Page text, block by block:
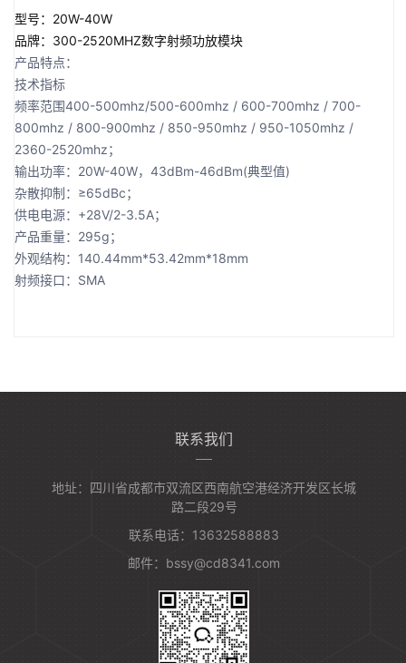
型号：20W-40W
品牌：300-2520MHZ数字射频功放模块
产品特点：
技术指标
频率范围400-500mhz/500-600mhz / 600-700mhz / 700-
800mhz / 800-900mhz / 850-950mhz / 950-1050mhz /
2360-2520mhz；
输出功率：20W-40W，43dBm-46dBm(典型值)
杂散抑制：≥65dBc；
供电电源：+28V/2-3.5A；
产品重量：295g；
外观结构：140.44mm*53.42mm*18mm
射频接口：SMA
联系我们
地址：四川省成都市双流区西南航空港经济开发区长城
路二段29号
联系电话：13632588883
邮件：bssy@cd8341.com